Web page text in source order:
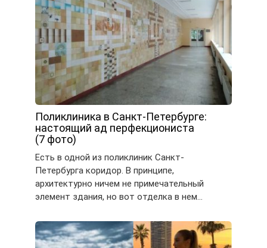
Поликлиника в Санкт-Петербурге:
настоящий ад перфекциониста
(7 фото)
Есть в одной из поликлиник Санкт-
Петербурга коридор. В принципе,
архитектурно ничем не примечательный
элемент здания, но вот отделка в нем…